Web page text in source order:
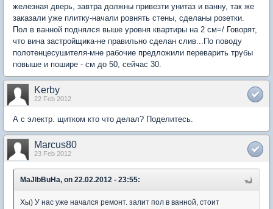
железная дверь, завтра должны привезти унитаз и ванну, так же
заказали уже плитку-начали ровнять стены, сделаны розетки.
Пол в ванной поднялся выше уровня квартиры на 2 см=/ Говорят,
что вина застройщика-не правильно сделан слив...По поводу
полотенцесушителя-мне рабочие предложили переварить трубы
повыше и пошире - см до 50, сейчас 30.
Kerby
22 Feb 2012
А с электр. щитком кто что делал? Поделитесь.
Marcus80
23 Feb 2012
MaJlbBuHa, on 22.02.2012 - 23:55:
Хы) У нас уже начался ремонт. залит пол в ванной, стоит